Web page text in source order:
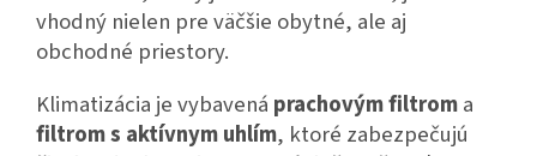
vhodný nielen pre väčšie obytné, ale aj
obchodné priestory.
Klimatizácia je vybavená prachovým filtroma
filtrom s aktívnym uhlím, ktoré zabezpečujú